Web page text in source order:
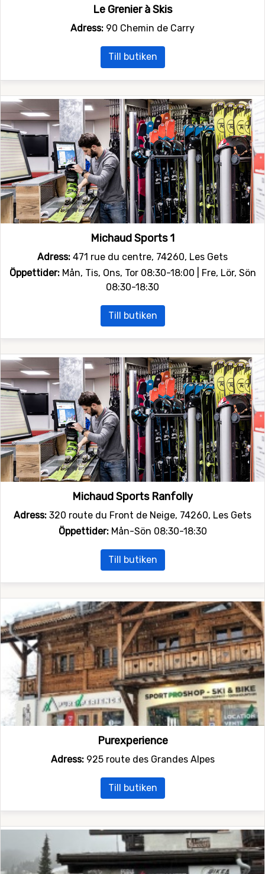
Le Grenier à Skis
Adress: 90 Chemin de Carry
Till butiken
Michaud Sports 1
Adress: 471 rue du centre, 74260, Les Gets
Öppettider:Mån, Tis, Ons, Tor 08:30-18:00 | Fre, Lör, Sön
08:30-18:30
Till butiken
Michaud Sports Ranfolly
Adress: 320 route du Front de Neige, 74260, Les Gets
Öppettider:Mån-Sön 08:30-18:30
Till butiken
Purexperience
Adress:925 route des Grandes Alpes
Till butiken